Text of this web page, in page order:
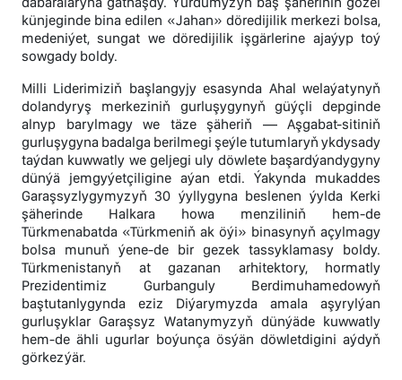
künjeginde bina edilen «Jahan» döredijilik merkezi bolsa,
medeniýet, sungat we döredijilik işgärlerine ajaýyp toý
sowgady boldy.
Milli Liderimiziň başlangyjy esasynda Ahal welaýatynyň
dolandyryş merkeziniň gurluşygynyň güýçli depginde
alnyp barylmagy we täze şäheriň — Aşgabat-sitiniň
gurluşygyna badalga berilmegi şeýle tutumlaryň ykdysady
taýdan kuwwatly we geljegi uly döwlete başardýandygyny
dünýä jemgyýetçiligine aýan etdi. Ýakynda mukaddes
Garaşsyzlygymyzyň 30 ýyllygyna beslenen ýylda Kerki
şäherinde Halkara howa menziliniň hem-de
Türkmenabatda «Türkmeniň ak öýi» binasynyň açylmagy
bolsa munuň ýene-de bir gezek tassyklamasy boldy.
Türkmenistanyň at gazanan arhitektory, hormatly
Prezidentimiz Gurbanguly Berdimuhamedowyň
baştutanlygynda eziz Diýarymyzda amala aşyrylýan
gurluşyklar Garaşsyz Watanymyzyň dünýäde kuwwatly
hem-de ähli ugurlar boýunça ösýän döwletdigini aýdyň
görkezýär.